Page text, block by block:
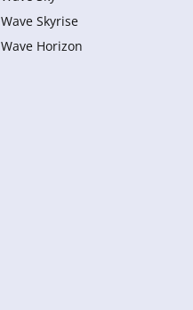
Wave Skyrise
Wave Horizon